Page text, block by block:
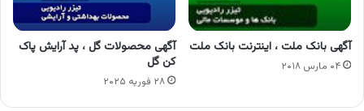
آگهی بانک ملت ، اینترنت بانک ملت
۰۴ مارس ۲۰۱۸
آگهی محصولات گل ، پد آرایش پاک
کن گل
۲۸ فوریه ۲۰۲۵